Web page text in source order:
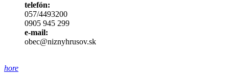
telefón:
057/4493200
0905 945 299
e-mail:
obec@niznyhrusov.sk
hore